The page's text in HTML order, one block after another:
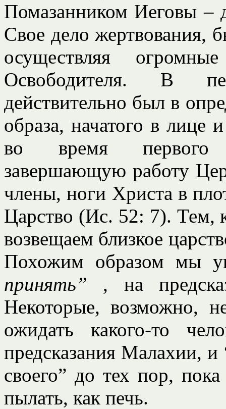
Помазанником Иеговы –
Свое дело жертвования,
осуществляя
Освободителя. В
действительно был в
образа, начатого в лице
во время первого
завершающую работу
члены, ноги Христа в
Царство (Ис. 52: 7). Тем,
возвещаем близкое
Похожим образом мы
принять” , на
Некоторые, возможно,
ожидать какого-то
предсказания Малахии,
своего” до тех пор,
пылать, как печь.